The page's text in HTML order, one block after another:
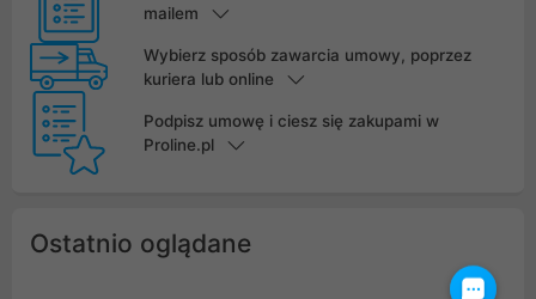
mailem
Wybierz sposób zawarcia umowy, poprzez
kuriera lub online
Podpisz umowę i ciesz się zakupami w
Proline.pl
Ostatnio oglądane